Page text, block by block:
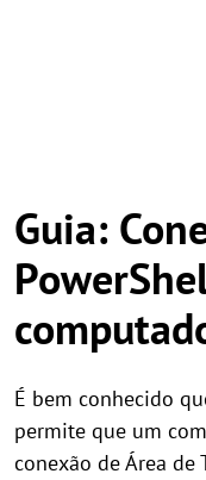
Guia:
É bem conhecido
permite que um
conexão de Área de